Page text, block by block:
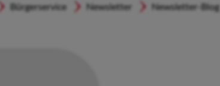
Bürgerservice Newsletter Newsletter-Blog